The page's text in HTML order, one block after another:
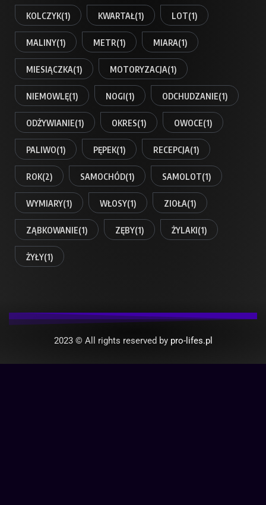
KOLCZYK(1) KWARTAŁ(1) LOT(1)
MALINY(1) METR(1) MIARA(1)
MIESIĄCZKA(1) MOTORYZACJA(1)
NIEMOWLĘ(1) NOGI(1) ODCHUDZANIE(1)
ODŻYWIANIE(1) OKRES(1) OWOCE(1)
PALIWO(1) PĘPEK(1) RECEPCJA(1)
ROK(2) SAMOCHÓD(1) SAMOLOT(1)
WYMIARY(1) WŁOSY(1) ZIOŁA(1)
ZĄBKOWANIE(1) ZĘBY(1) ŻYLAKI(1)
ŻYŁY(1)
2023 © All rights reserved by pro-lifes.pl